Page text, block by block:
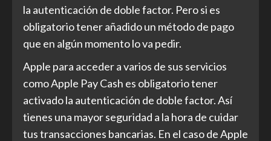
la autenticación de doble factor. Pero si es
obligatorio tener añadido un método de pago
que en algún momento lo va pedir.
Apple para acceder a varios de sus servicios
como Apple Pay Cash es obligatorio tener
activado la autenticación de doble factor. Así
tienes una mayor seguridad a la hora de cuidar
tus transacciones bancarias. En el caso de Apple